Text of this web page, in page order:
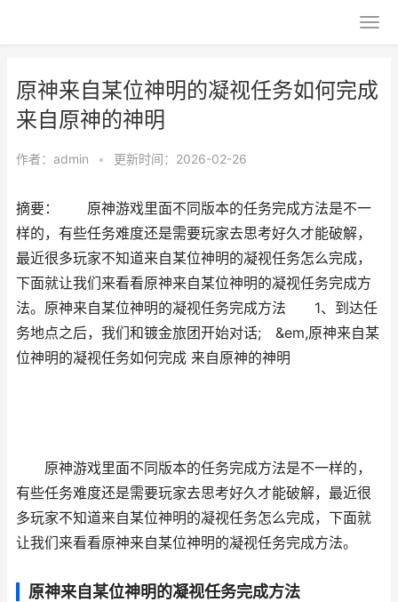
原神来自某位神明的凝视任务如何完成
来自原神的神明
作者： admin • 更新时间：2026-02-26
摘要： 原神游戏里面不同版本的任务完成方法是不一
样的，有些任务难度还是需要玩家去思考好久才能破解，
最近很多玩家不知道来自某位神明的凝视任务怎么完成，
下面就让我们来看看原神来自某位神明的凝视任务完成方
法。原神来自某位神明的凝视任务完成方法 1、到达任
务地点之后，我们和镀金旅团开始对话; &em,原神来自某
位神明的凝视任务如何完成 来自原神的神明
原神游戏里面不同版本的任务完成方法是不一样的，
有些任务难度还是需要玩家去思考好久才能破解，最近很
多玩家不知道来自某位神明的凝视任务怎么完成，下面就
让我们来看看原神来自某位神明的凝视任务完成方法。
原神来自某位神明的凝视任务完成方法